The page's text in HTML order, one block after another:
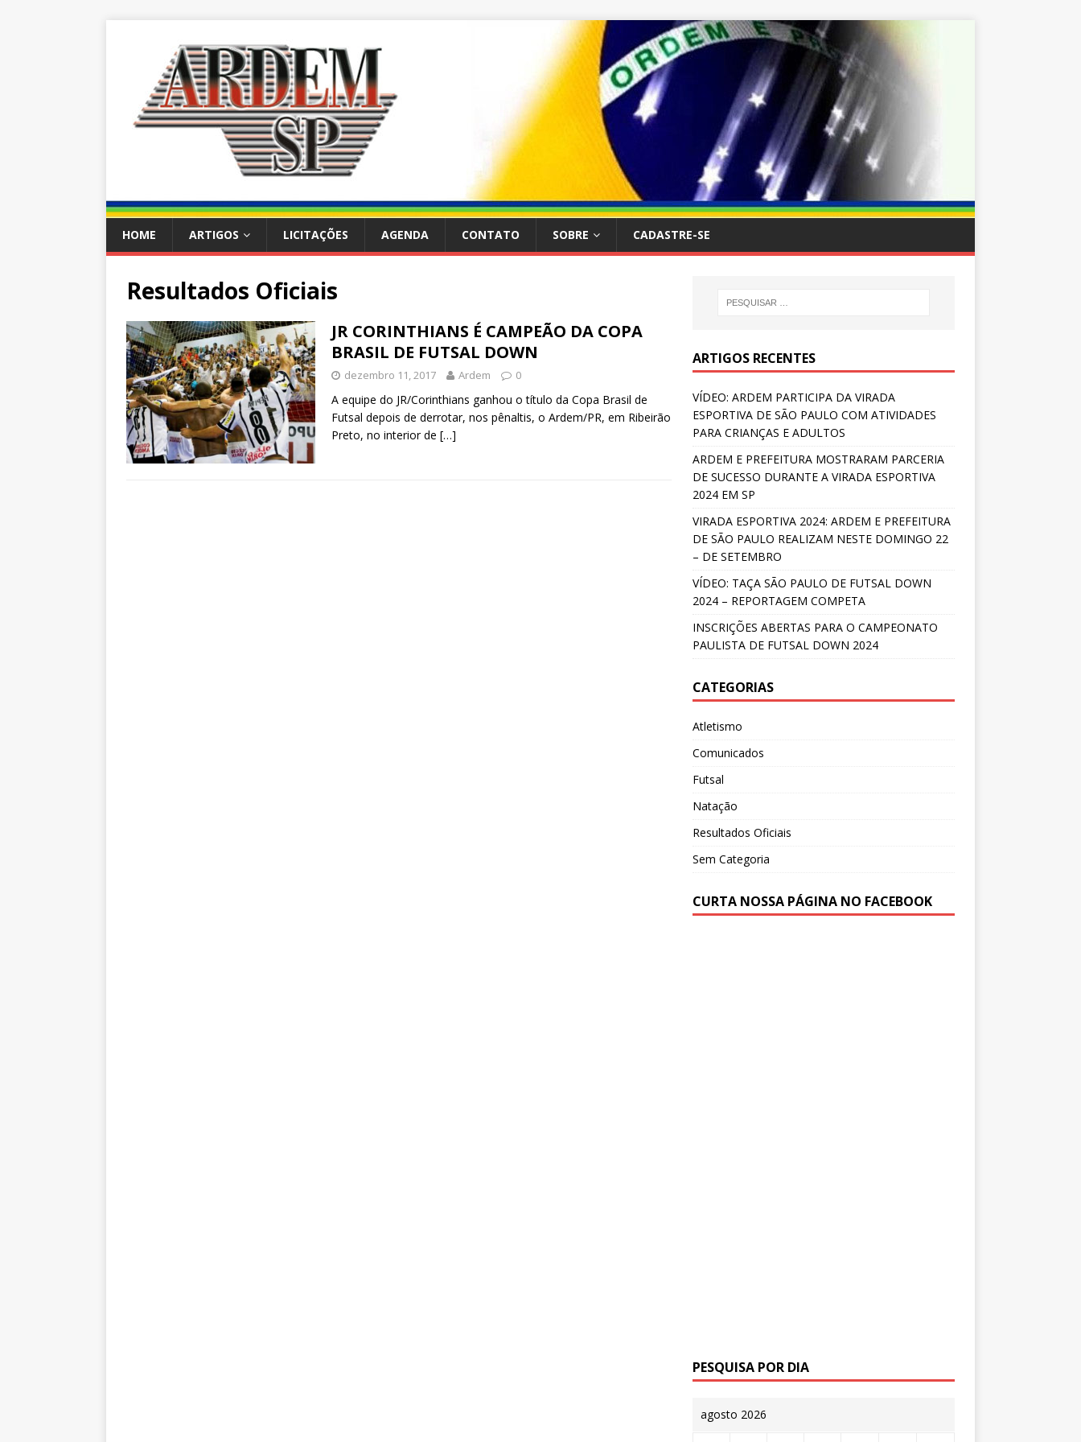
HOME ARTIGOS LICITAÇÕES AGENDA CONTATO SOBRE CADASTRE-SE
Resultados Oficiais
JR CORINTHIANS É CAMPEÃO DA COPA
BRASIL DE FUTSAL DOWN
dezembro 11, 2017 Ardem 0
A equipe do JR/Corinthians ganhou o título da Copa Brasil de
Futsal depois de derrotar, nos pênaltis, o Ardem/PR, em Ribeirão
Preto, no interior de […]
ARTIGOS RECENTES
VÍDEO: ARDEM PARTICIPA DA VIRADA
ESPORTIVA DE SÃO PAULO COM ATIVIDADES
PARA CRIANÇAS E ADULTOS
ARDEM E PREFEITURA MOSTRARAM PARCERIA
DE SUCESSO DURANTE A VIRADA ESPORTIVA
2024 EM SP
VIRADA ESPORTIVA 2024: ARDEM E PREFEITURA
DE SÃO PAULO REALIZAM NESTE DOMINGO 22
– DE SETEMBRO
VÍDEO: TAÇA SÃO PAULO DE FUTSAL DOWN
2024 – REPORTAGEM COMPETA
INSCRIÇÕES ABERTAS PARA O CAMPEONATO
PAULISTA DE FUTSAL DOWN 2024
CATEGORIAS
Atletismo
Comunicados
Futsal
Natação
Resultados Oficiais
Sem Categoria
CURTA NOSSA PÁGINA NO FACEBOOK
PESQUISA POR DIA
agosto 2026